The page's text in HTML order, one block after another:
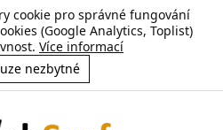
cookie pro správné fungování
(Google Analytics, Toplist)
Více informací
nezbytné